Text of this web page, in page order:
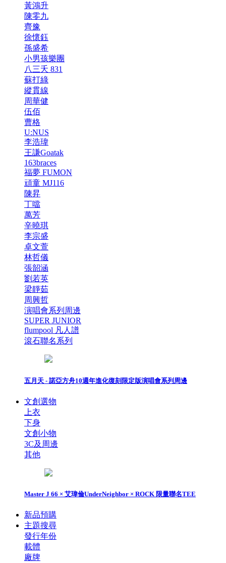
黃鴻升
陳零九
齊豫
徐懷鈺
孫盛希
小男孩樂團
八三夭 831
蘇打綠
縱貫線
周華健
伍佰
曹格
U:NUS
李浩瑋
王謙Goatak
163braces
福夢 FUMON
頑童 MJ116
陳昇
丁噹
萬芳
辛曉琪
李宗盛
卓文萱
林哲儀
張韶涵
劉若英
梁靜茹
周興哲
演唱會系列周邊
SUPER JUNIOR
flumpool 凡人譜
滾石聯名系列
五月天 - 諾亞方舟10週年進化復刻限定版演唱會系列周邊
文創選物
上衣
下身
文創小物
3C及周邊
其他
Master J 66 × 艾瑋倫UnderNeighbor × ROCK 限量聯名TEE
新品預購
主題搜尋
發行年份
載體
廠牌